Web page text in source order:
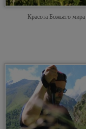
Красота Божьего мира